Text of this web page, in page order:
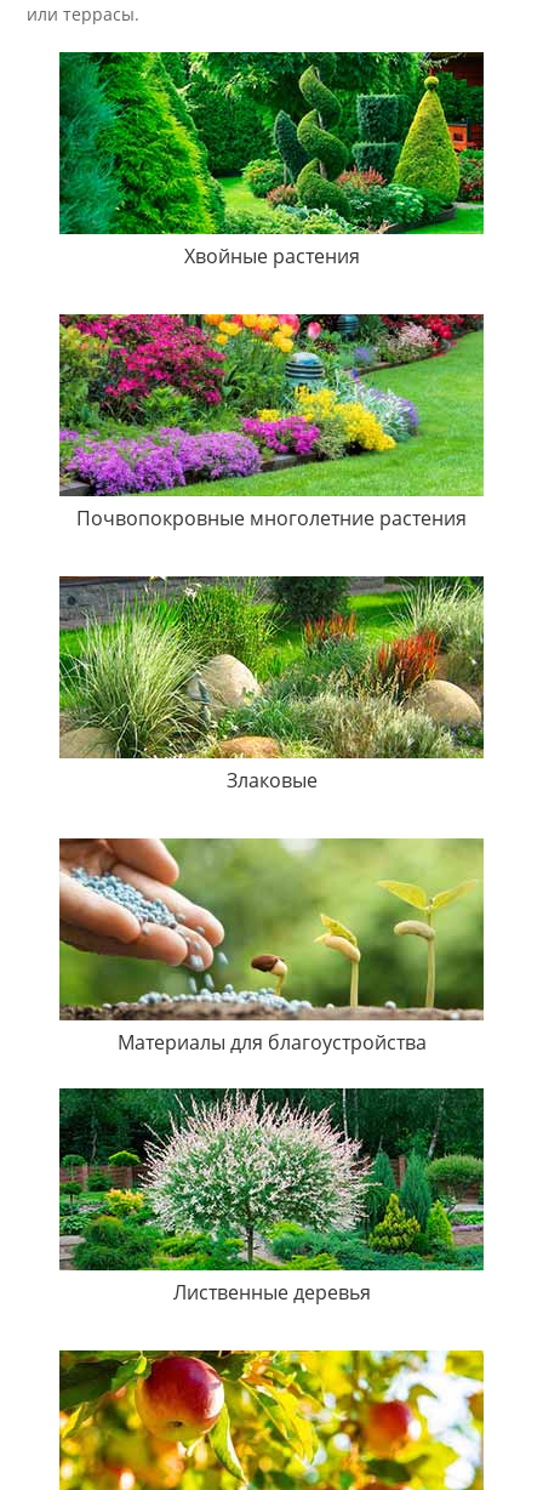
или террасы.
Хвойные растения
Почвопокровные многолетние растения
Злаковые
Материалы для благоустройства
Лиственные деревья